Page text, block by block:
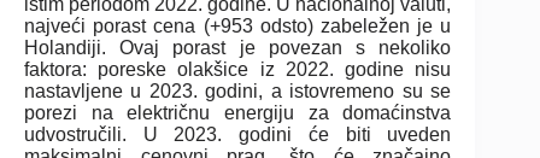
istim periodom 2022. godine. U nacionalnoj valuti,
najveći porast cena (+953 odsto) zabeležen je u
Holandiji. Ovaj porast je povezan s nekoliko
faktora: poreske olakšice iz 2022. godine nisu
nastavljene u 2023. godini, a istovremeno su se
porezi na električnu energiju za domaćinstva
udvostručili. U 2023. godini će biti uveden